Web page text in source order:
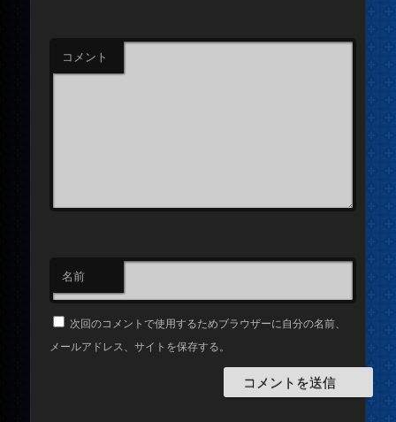
コメント
名前
次回のコメントで使用するためブラウザーに自分の名前、
メールアドレス、サイトを保存する。